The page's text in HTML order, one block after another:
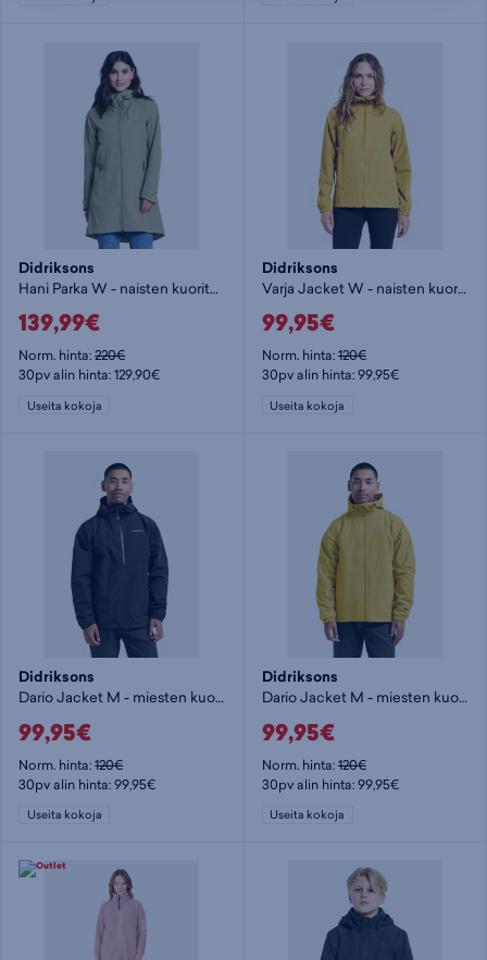
Didriksons
Hani Parka W - naisten kuoritakki
139,99€
Norm. hinta:220€
30pv alin hinta: 129,90€
Useita kokoja
Didriksons
Varja Jacket W - naisten kuoritakki
99,95€
Norm. hinta:120€
30pv alin hinta: 99,95€
Useita kokoja
Didriksons
Dario Jacket M - miesten kuoritakki
99,95€
Norm. hinta:120€
30pv alin hinta: 99,95€
Useita kokoja
Didriksons
Dario Jacket M - miesten kuoritakki
99,95€
Norm. hinta:120€
30pv alin hinta: 99,95€
Useita kokoja